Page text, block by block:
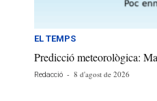
EL TEMPS
Predicció meteorològica:
Redacció - 8 d'agost de 2026